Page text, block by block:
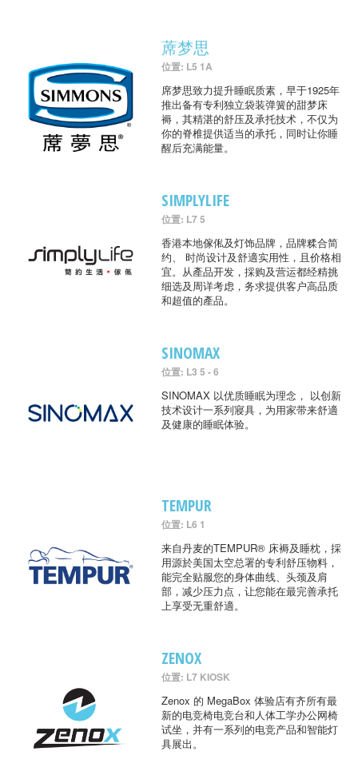
蓆梦思
位置: L5 1A
席梦思致力提升睡眠质素，早于1925年
推出备有专利独立袋装弹簧的甜梦床
褥，其精湛的舒压及承托技术，不仅为
你的脊椎提供适当的承托，同时让你睡
醒后充满能量。
SIMPLYLIFE
位置: L7 5
香港本地傢俬及灯饰品牌，品牌糅合简
约、 时尚设计及舒適实用性，且价格相
宜。从產品开发，採购及营运都经精挑
细选及周详考虑，务求提供客户高品质
和超值的產品。
SINOMAX
位置: L3 5 - 6
SINOMAX 以优质睡眠为理念， 以创新
技术设计一系列寢具，为用家带来舒適
及健康的睡眠体验。
TEMPUR
位置: L6 1
来自丹麦的TEMPUR® 床褥及睡枕，採
用源於美国太空总署的专利舒压物料，
能完全贴服您的身体曲线、头颈及肩
部，减少压力点，让您能在最完善承托
上享受无重舒適。
ZENOX
位置: L7 KIOSK
Zenox 的 MegaBox 体验店有齐所有最
新的电竞椅电竞台和人体工学办公网椅
试坐，并有一系列的电竞产品和智能灯
具展出。